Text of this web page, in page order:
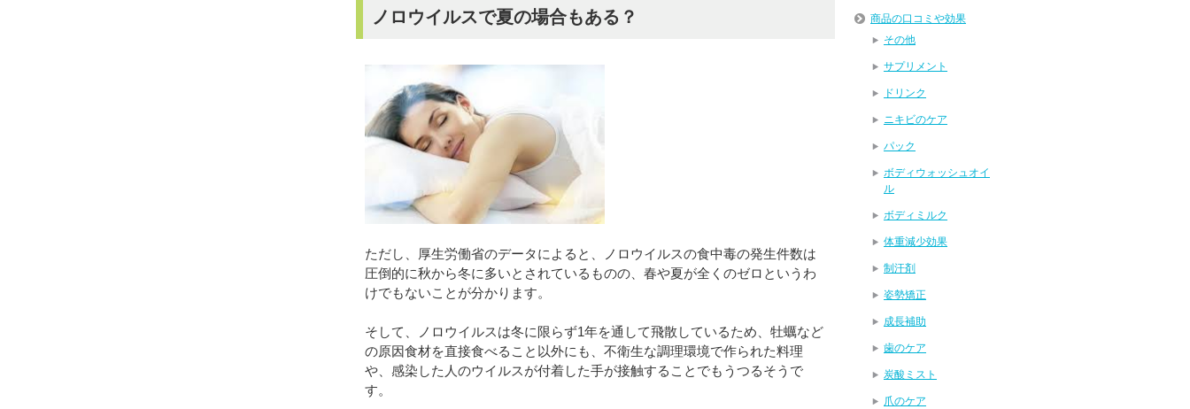
ノロウイルスで夏の場合もある？
ただし、厚生労働省のデータによると、ノロウイルスの食中毒の発生件数は
圧倒的に秋から冬に多いとされているものの、春や夏が全くのゼロというわ
けでもないことが分かります。
そして、ノロウイルスは冬に限らず1年を通して飛散しているため、牡蠣など
の原因食材を直接食べること以外にも、不衛生な調理環境で作られた料理
や、感染した人のウイルスが付着した手が接触することでもうつるそうで
す。
商品の口コミや効果
その他
サプリメント
ドリンク
ニキビのケア
パック
ボディウォッシュオイ
ル
ボディミルク
体重減少効果
制汗剤
姿勢矯正
成長補助
歯のケア
炭酸ミスト
爪のケア